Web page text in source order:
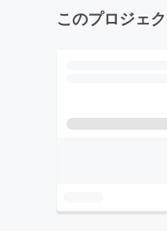
このプロジェ